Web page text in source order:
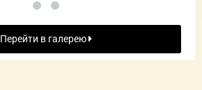
Перейти в галерею